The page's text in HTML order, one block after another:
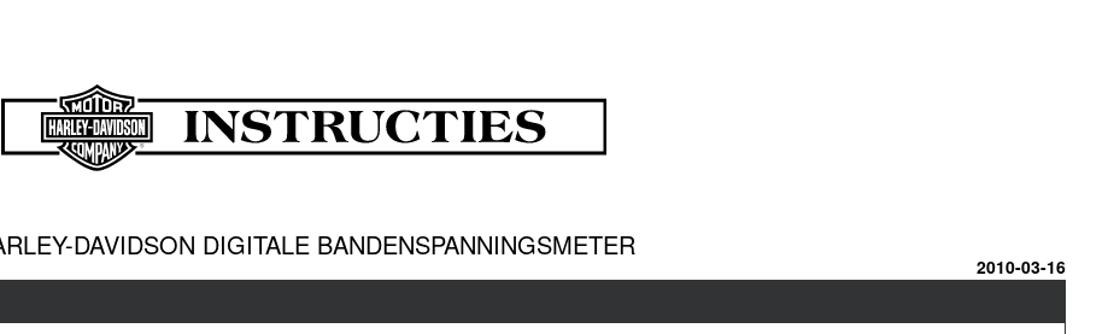
DAVIDSON DIGITALE BANDENSPANNINGSMETER
2010-03-16